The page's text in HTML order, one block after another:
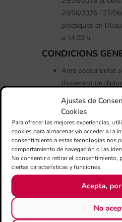
Ajustes de
Cookies
Para ofrecer las mejores experiencias,
cookies para almacenar y/o acceder a la
consentimiento a estas tecnologías nos
comportamiento de navegación o las
No consentir o retirar el consentimiento,
ciertas características y funciones.
Acepta,
No
20/06/2026 i 27/
pràctiques en
a 14:00 h.
CONDICIONS
Amb posterioritat
lliurament de
siguen professors
autoritzats,
música i centres
o secundària de la
Valenciana, o
inscrits en alguna
treball de la
Conselleria
Les places es